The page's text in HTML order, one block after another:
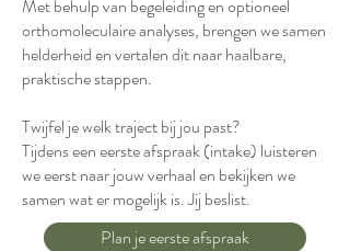
Met behulp van begeleiding en optioneel
orthomoleculaire analyses, brengen we samen
helderheid en vertalen dit naar haalbare,
praktische stappen.
Twijfel je welk traject bij jou past?
Tijdens een eerste afspraak (intake) luisteren
we eerst naar jouw verhaal en bekijken we
samen wat er mogelijk is. Jij beslist.
Plan je eerste afspraak